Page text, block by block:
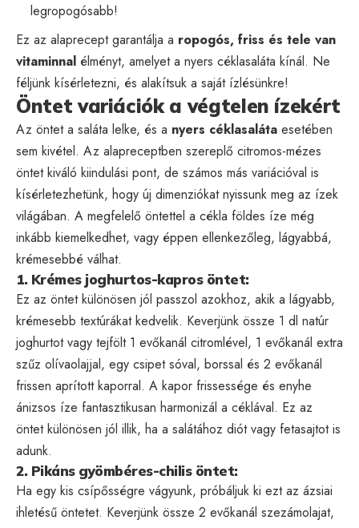
legropogósabb!
Ez az alaprecept garantálja a ropogós, friss és tele van
vitaminnal élményt, amelyet a nyers céklasaláta kínál. Ne
féljünk kísérletezni, és alakítsuk a saját ízlésünkre!
Öntet variációk a végtelen ízekért
Az öntet a saláta lelke, és a nyers céklasaláta esetében
sem kivétel. Az alapreceptben szereplő citromos-mézes
öntet kiváló kiindulási pont, de számos más variációval is
kísérletezhetünk, hogy új dimenziókat nyissunk meg az ízek
világában. A megfelelő öntettel a cékla földes íze még
inkább kiemelkedhet, vagy éppen ellenkezőleg, lágyabbá,
krémesebbé válhat.
1. Krémes joghurtos-kapros öntet:
Ez az öntet különösen jól passzol azokhoz, akik a lágyabb,
krémesebb textúrákat kedvelik. Keverjünk össze 1 dl natúr
joghurtot vagy tejfölt 1 evőkanál citromlével, 1 evőkanál extra
szűz olívaolajjal, egy csipet sóval, borssal és 2 evőkanál
frissen aprított kaporral. A kapor frissessége és enyhe
ánizsos íze fantasztikusan harmonizál a céklával. Ez az
öntet különösen jól illik, ha a salátához diót vagy fetasajtot is
adunk.
2. Pikáns gyömbéres-chilis öntet:
Ha egy kis csípősségre vágyunk, próbáljuk ki ezt az ázsiai
ihletésű öntetet. Keverjünk össze 2 evőkanál szezámolajat,